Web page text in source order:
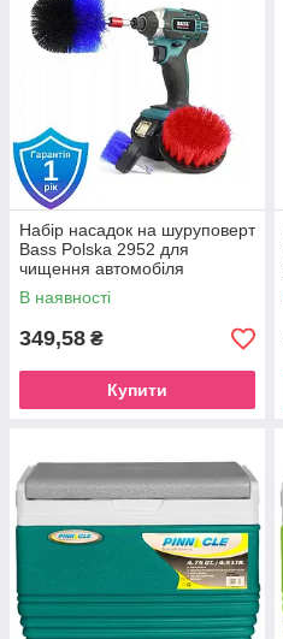
Набір насадок на шуруповерт
Bass Polska 2952 для
чищення автомобіля
В наявності
349,58 ₴
Купити